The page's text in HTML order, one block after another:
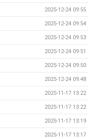
2025-12-24 09:55
2025-12-24 09:54
2025-12-24 09:53
2025-12-24 09:51
2025-12-24 09:50
2025-12-24 09:48
2025-11-17 13:22
2025-11-17 13:22
2025-11-17 13:19
2025-11-17 13:17